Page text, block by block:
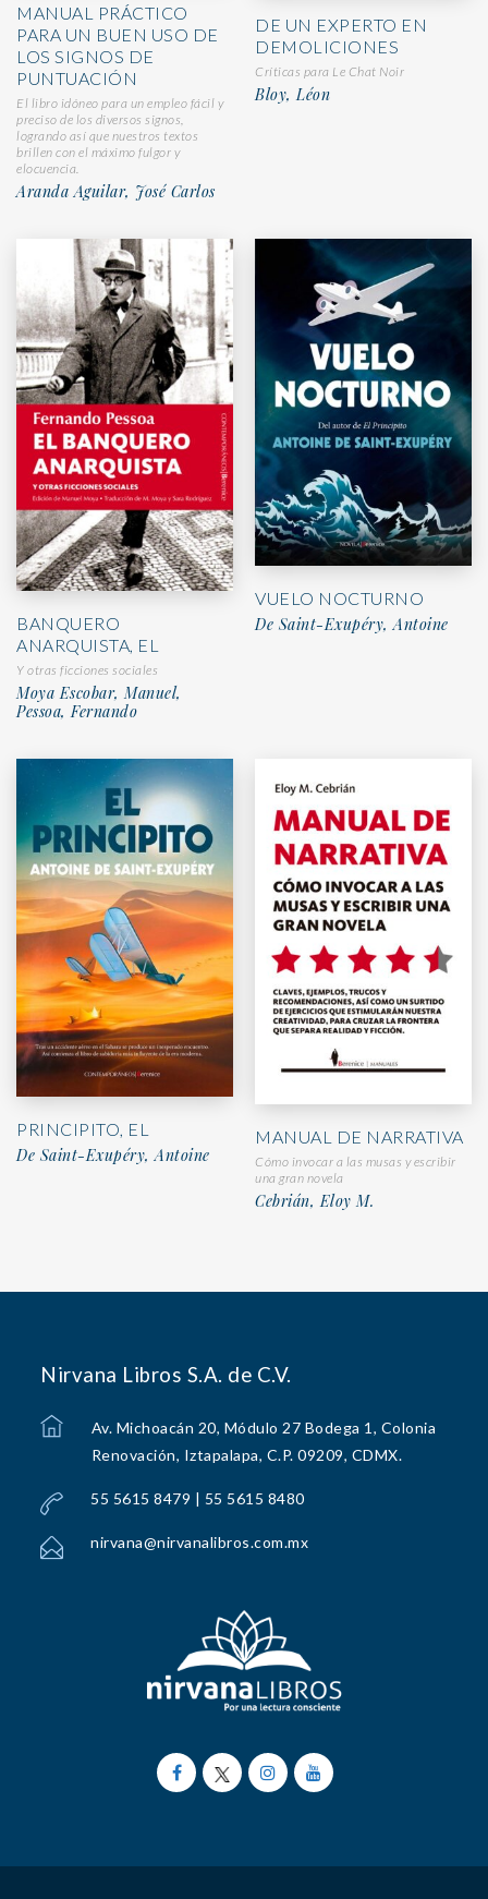
MANUAL PRÁCTICO
PARA UN BUEN USO DE
LOS SIGNOS DE
PUNTUACIÓN
El libro idóneo para un empleo fácil y
preciso de los diversos signos,
logrando así que nuestros textos
brillen con el máximo fulgor y
elocuencia.
Aranda Aguilar, José Carlos
DE UN EXPERTO EN
DEMOLICIONES
Críticas para Le Chat Noir
Bloy, Léon
BANQUERO
ANARQUISTA, EL
Y otras ficciones sociales
Moya Escobar, Manuel,
Pessoa, Fernando
VUELO NOCTURNO
De Saint-Exupéry, Antoine
PRINCIPITO, EL
De Saint-Exupéry, Antoine
MANUAL DE NARRATIVA
Cómo invocar a las musas y escribir
una gran novela
Cebrián, Eloy M.
Nirvana Libros S.A. de C.V.
Av. Michoacán 20, Módulo 27 Bodega 1, Colonia
Renovación, Iztapalapa, C.P. 09209, CDMX.
55 5615 8479 | 55 5615 8480
nirvana@nirvanalibros.com.mx